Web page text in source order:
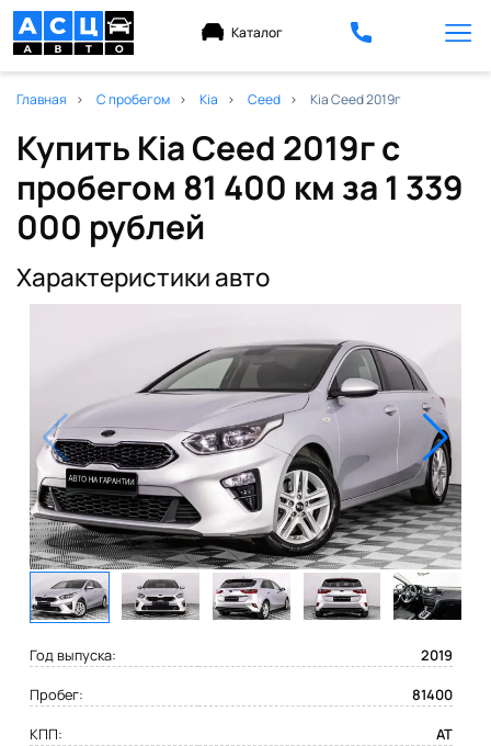
Каталог
Главная С пробегом Kia Ceed Kia Ceed 2019г
Купить Kia Ceed 2019г с
пробегом 81 400 км за 1 339
000 рублей
Характеристики авто
Год выпуска:
2019
Пробег:
81400
КПП:
AT